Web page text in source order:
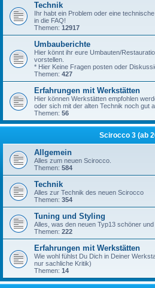
Technik
Ihr habt ein Problem oder eine
in die FAQ!
Themen: 12917
Umbauberichte
Hier könnt ihr eure Umbauten/
vorstellen.
* Hier Keine Fragen posten oder
Themen: 427
Erfahrungen mit Werkstätten
Hier können Werkstätten empfohlen
oder sich mit der alten Technik noch gut
Themen: 56
Scirocco 3 (ab
Allgemein
Alles zum neuen Scirocco.
Themen: 584
Technik
Alles zur Technik des neuen Scirocco
Themen: 354
Tuning und Styling
Alles, was den neuen Typ13 schöner und
Themen: 222
Erfahrungen mit Werkstätten
Wie wohl fühlst Du Dich in Deiner
nur sachliche Kritik)
Themen: 14